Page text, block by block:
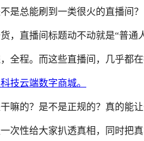
是总能刷到一类很火的直播间？
，直播间标题动不动就是“普
全程。而这些直播间，几乎
嘛的？是不是正规的？真的能
次性给大家扒透真相，同时把真